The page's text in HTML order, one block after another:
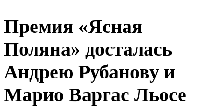
Премия «Ясная
Поляна» досталась
Андрею Рубанову и
Марио Варгас Льосе